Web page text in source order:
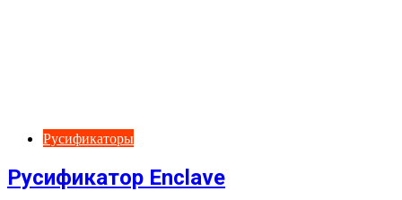
Русификаторы
Русификатор Enclave